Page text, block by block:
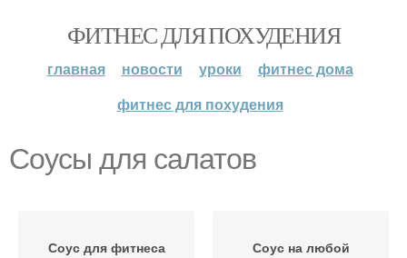
ФИТНЕС ДЛЯ ПОХУДЕНИЯ
главная новости уроки
фитнес дома
фитнес для похудения
Соусы для салатов
Соус для фитнеса Соус на любой